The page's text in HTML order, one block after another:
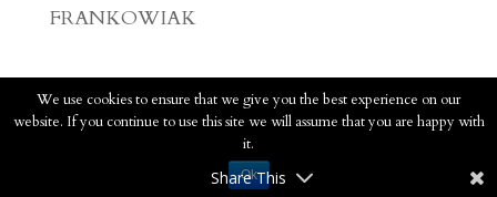
FRANKOWIAK
2020 - Pompes Funèbres Faucomprez - Tous
Voir les mentions légales
Share This
We use cookies to ensure that we give you the best experience on our
website. If you continue to use this site we will assume that you are happy with
it.
Ok